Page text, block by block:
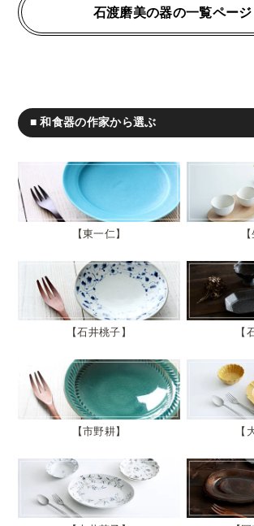
石渡磨美の器の一覧ページ
■ 和食器の作家から選ぶ
東一仁
石井桃子
市野耕